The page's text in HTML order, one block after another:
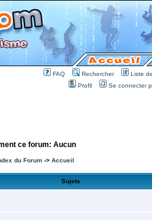
FAQ Rechercher
Liste
Profil
Se connecter
ce forum: Aucun
du Forum-> Accueil
Sujets